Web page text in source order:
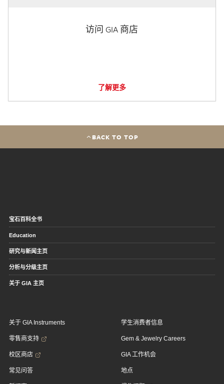
访问 GIA 商店
了解更多
BACK TO TOP
宝石百科全书
Education
研究与新闻主页
分析与分级主页
关于 GIA 主页
关于 GIA Instruments
零售商支持
校区商店
常见问答
学生消费者信息
Gem & Jewelry Careers
GIA 工作机会
地点